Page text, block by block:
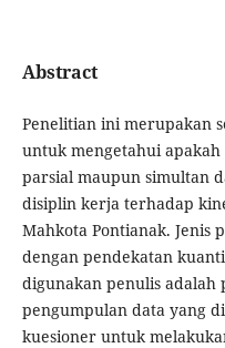
Abstract
Penelitian ini merupakan
untuk mengetahui
parsial maupun simultan
disiplin kerja terhadap
Mahkota Pontianak. Jenis
dengan pendekatan
digunakan penulis adalah
pengumpulan data yang
kuesioner untuk